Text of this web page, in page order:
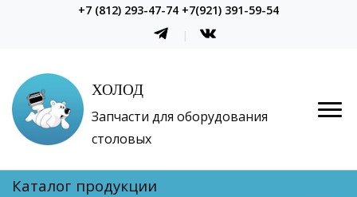
+7 (812) 293-47-74 +7(921) 391-59-54
ХОЛОД
Запчасти для оборудования
столовых
Каталог продукции